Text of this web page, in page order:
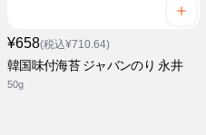
¥658(税込¥710.64)
韓国味付海苔 ジャバンのり 永井
50g